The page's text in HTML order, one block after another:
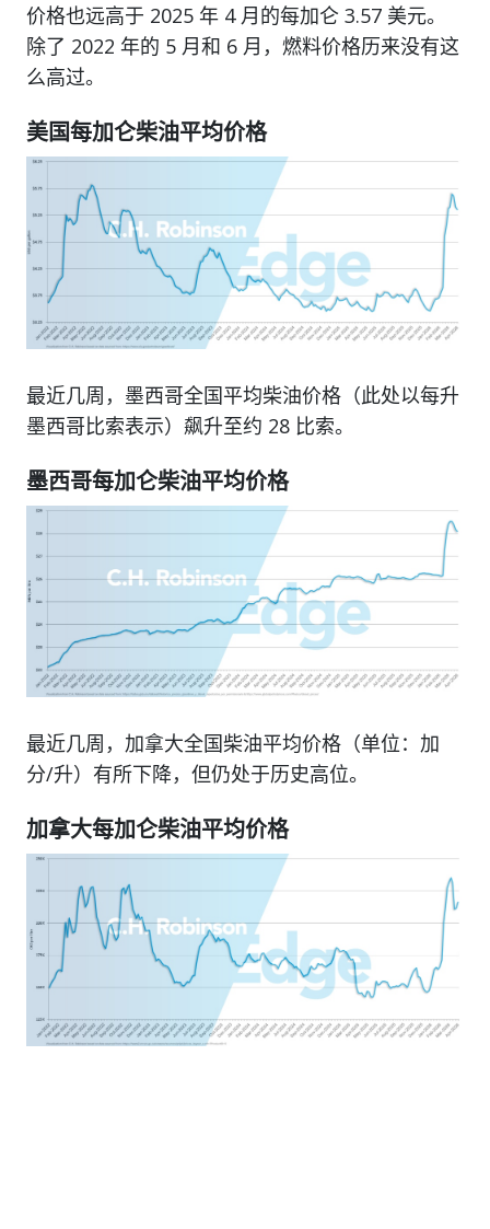
价格也远高于 2025 年 4 月的每加仑 3.57 美元。
除了 2022 年的 5 月和 6 月，燃料价格历来没有这
么高过。
美国每加仑柴油平均价格
最近几周，墨西哥全国平均柴油价格（此处以每升
墨西哥比索表示）飙升至约 28 比索。
墨西哥每加仑柴油平均价格
最近几周，加拿大全国柴油平均价格（单位：加
分/升）有所下降，但仍处于历史高位。
加拿大每加仑柴油平均价格